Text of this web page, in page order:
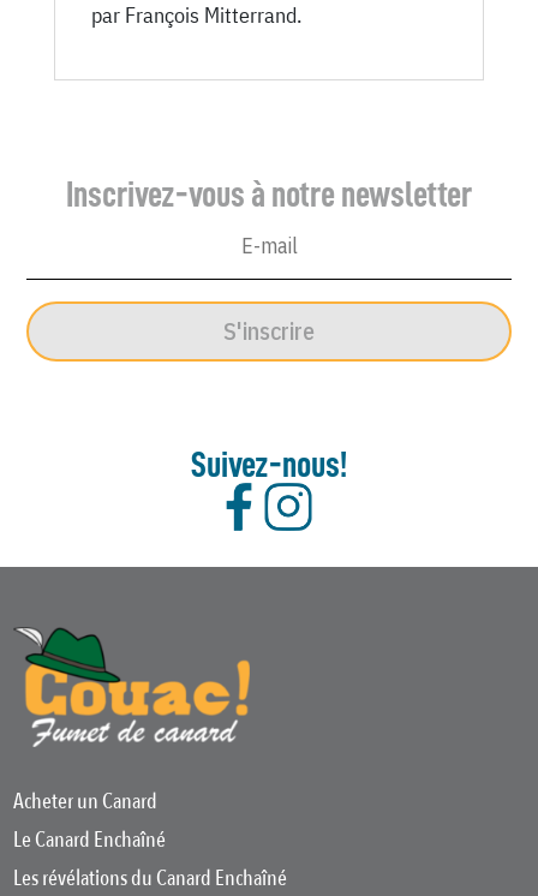
par François Mitterrand.
Inscrivez-vous à notre newsletter
S'inscrire
Suivez-nous!
Acheter un Canard
Le Canard Enchaîné
Les révélations du Canard Enchaîné